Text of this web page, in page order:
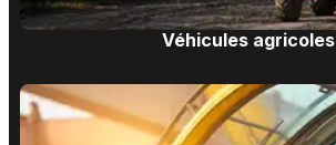
Véhicules agricoles